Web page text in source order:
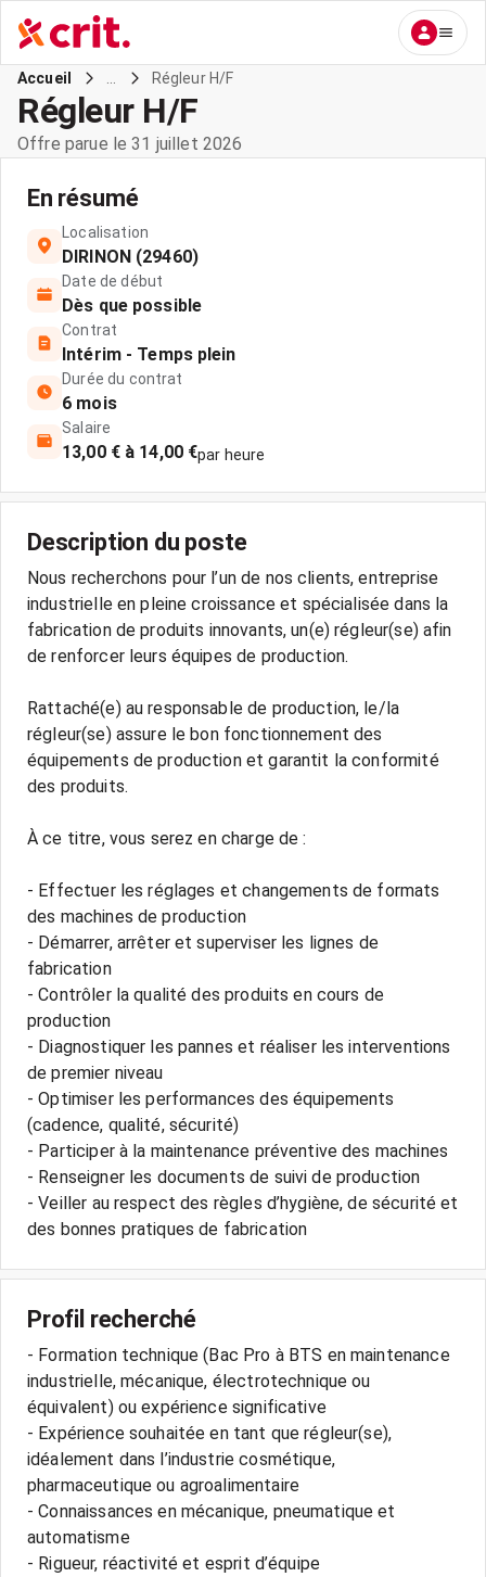
Accueil Régleur H/F
Régleur H/F
Offre parue le 31 juillet 2026
En résumé
Localisation
DIRINON (29460)
Date de début
Dès que possible
Contrat
Intérim - Temps plein
Durée du contrat
6 mois
Salaire
13,00 € à 14,00 €par heure
Description du poste
Nous recherchons pour l’un de nos clients, entreprise
industrielle en pleine croissance et spécialisée dans la
fabrication de produits innovants, un(e) régleur(se) afin
de renforcer leurs équipes de production.
Rattaché(e) au responsable de production, le/la
régleur(se) assure le bon fonctionnement des
équipements de production et garantit la conformité
des produits.
À ce titre, vous serez en charge de :
- Effectuer les réglages et changements de formats
des machines de production
- Démarrer, arrêter et superviser les lignes de
fabrication
- Contrôler la qualité des produits en cours de
production
- Diagnostiquer les pannes et réaliser les interventions
de premier niveau
- Optimiser les performances des équipements
(cadence, qualité, sécurité)
- Participer à la maintenance préventive des machines
- Renseigner les documents de suivi de production
- Veiller au respect des règles d’hygiène, de sécurité et
des bonnes pratiques de fabrication
Profil recherché
- Formation technique (Bac Pro à BTS en maintenance
industrielle, mécanique, électrotechnique ou
équivalent) ou expérience significative
- Expérience souhaitée en tant que régleur(se),
idéalement dans l’industrie cosmétique,
pharmaceutique ou agroalimentaire
- Connaissances en mécanique, pneumatique et
automatisme
- Rigueur, réactivité et esprit d’équipe